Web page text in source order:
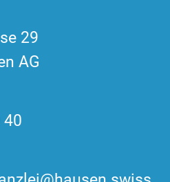
29
AG
40